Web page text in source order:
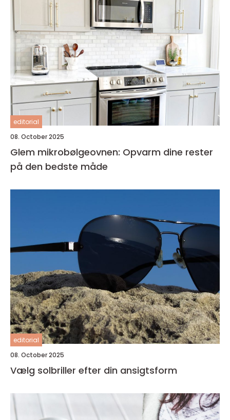
editorial
08. October 2025
Glem mikrobølgeovnen: Opvarm dine rester
på den bedste måde
editorial
08. October 2025
Vælg solbriller efter din ansigtsform